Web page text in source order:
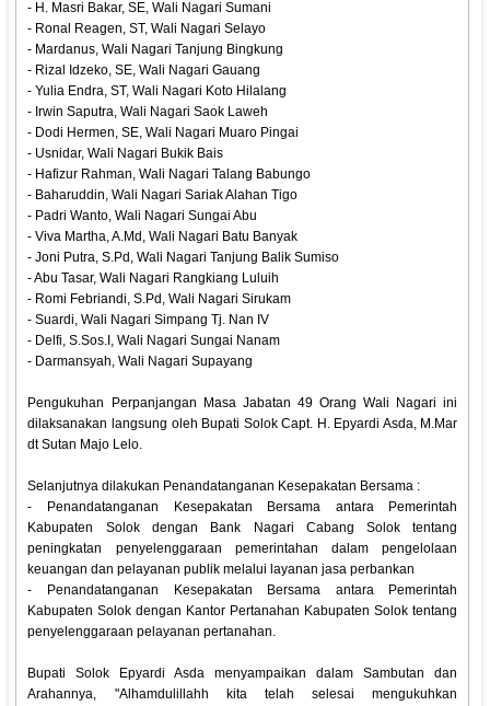
- H. Masri Bakar, SE, Wali Nagari Sumani
- Ronal Reagen, ST, Wali Nagari Selayo
- Mardanus, Wali Nagari Tanjung Bingkung
- Rizal Idzeko, SE, Wali Nagari Gauang
- Yulia Endra, ST, Wali Nagari Koto Hilalang
- Irwin Saputra, Wali Nagari Saok Laweh
- Dodi Hermen, SE, Wali Nagari Muaro Pingai
- Usnidar, Wali Nagari Bukik Bais
- Hafizur Rahman, Wali Nagari Talang Babungo
- Baharuddin, Wali Nagari Sariak Alahan Tigo
- Padri Wanto, Wali Nagari Sungai Abu
- Viva Martha, A.Md, Wali Nagari Batu Banyak
- Joni Putra, S.Pd, Wali Nagari Tanjung Balik Sumiso
- Abu Tasar, Wali Nagari Rangkiang Luluih
- Romi Febriandi, S.Pd, Wali Nagari Sirukam
- Suardi, Wali Nagari Simpang Tj. Nan IV
- Delfi, S.Sos.I, Wali Nagari Sungai Nanam
- Darmansyah, Wali Nagari Supayang
Pengukuhan Perpanjangan Masa Jabatan 49 Orang Wali Nagari ini
dilaksanakan langsung oleh Bupati Solok Capt. H. Epyardi Asda, M.Mar
dt Sutan Majo Lelo.
Selanjutnya dilakukan Penandatanganan Kesepakatan Bersama :
- Penandatanganan Kesepakatan Bersama antara Pemerintah
Kabupaten Solok dengan Bank Nagari Cabang Solok tentang
peningkatan penyelenggaraan pemerintahan dalam pengelolaan
keuangan dan pelayanan publik melalui layanan jasa perbankan
- Penandatanganan Kesepakatan Bersama antara Pemerintah
Kabupaten Solok dengan Kantor Pertanahan Kabupaten Solok tentang
penyelenggaraan pelayanan pertanahan.
Bupati Solok Epyardi Asda menyampaikan dalam Sambutan dan
Arahannya, "Alhamdulillahh kita telah selesai mengukuhkan